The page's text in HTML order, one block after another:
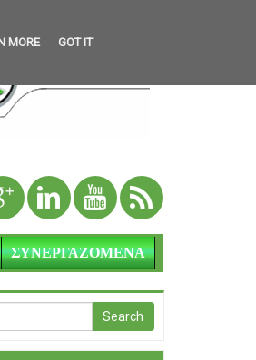
ΣΥΝΕΡΓΑΖΟΜΕΝΑ
MORE GOT IT